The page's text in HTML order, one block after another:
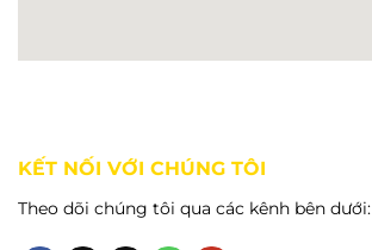
KẾT NỐI VỚI CHÚNG TÔI
Theo dõi chúng tôi qua các kênh bên dưới: